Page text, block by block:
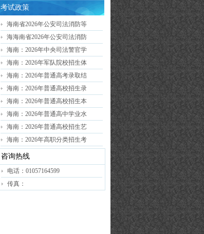
考试政策
海南省2026年公安司法消防等
海海南省2026年公安司法消防
海南：2026年中央司法警官学
海南：2026年军队院校招生体
海南：2026年普通高考录取结
海南：2026年普通高校招生录
海南：2026年普通高校招生本
海南：2026年普通高中学业水
海南：2026年普通高校招生艺
海南：2026年高职分类招生考
咨询热线
电话：01057164599
传真：